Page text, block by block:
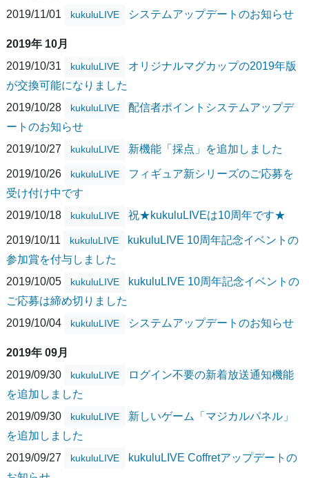
2019/11/01
kukuluLIVE システムアップデートのお知らせ
2019年 10月
2019/10/31
kukuluLIVE
オリジナルマグカップの2019年版
が交換可能になりました
2019/10/28
kukuluLIVE
配信者ポイントシステムアップデ
ートのお知らせ
2019/10/27
kukuluLIVE 新機能「採点」を追加しました
2019/10/26 kukuluLIVE
フィギュア新シリーズのご応募を
受け付け中です
2019/10/18
kukuluLIVE 祝★kukuluLIVEは10周年です★
2019/10/11 kukuluLIVE
kukuluLIVE 10周年記念イベントの
参加賞を付与しました
2019/10/05
kukuluLIVE
kukuluLIVE 10周年記念イベントの
ご応募は締め切りました
2019/10/04
kukuluLIVE システムアップデートのお知らせ
2019年 09月
2019/09/30
kukuluLIVE
ログイン不要の新着放送通知機能
を追加しました
2019/09/30
kukuluLIVE
新しいゲーム「マジカルパネル」
を追加しました
2019/09/27
kukuluLIVE
kukuluLIVE Coffretアップデートの